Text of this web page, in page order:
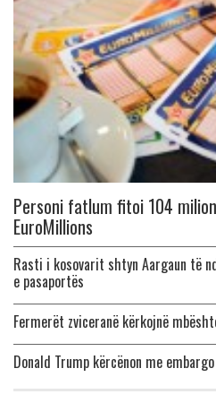
Personi fatlum fitoi 104
EuroMillions
Rasti i kosovarit shtyn Aargaun të
e pasaportës
Fermerët zviceranë kërkojnë
Donald Trump kërcënon me